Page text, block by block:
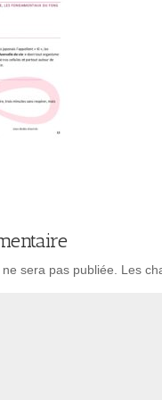
sera pas publiée. Les